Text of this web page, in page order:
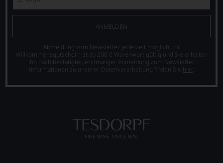
ANMELDEN
Abmeldung vom Newsletter jederzeit möglich. Ihr
Willkommensgutschein ist ab 200 € Warenwert gültig und Sie erhalten
ihn nach bestätigter, erstmaliger Anmeldung zum Newsletter.
Informationen zu unserer Datenverarbeitung finden Sie hier.